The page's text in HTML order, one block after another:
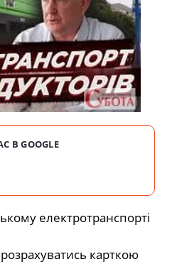
В GOOGLE
електротранспорті
карткою